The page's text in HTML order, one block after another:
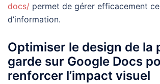
docs/ permet de gérer efficacement
d’information.
Optimiser le design de la
garde sur Google Docs
renforcer l’impact visuel